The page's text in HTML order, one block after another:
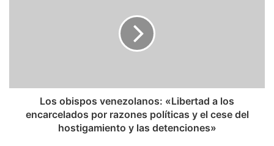
razones
Los obispos venezolanos: «Libertad a los
encarcelados por razones políticas y el cese del
hostigamiento y las detenciones»